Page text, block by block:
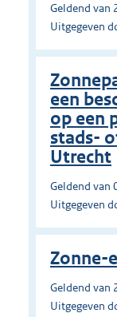
Geldend van
Uitgegeven
een
op een
stads-
Utrecht
Geldend van
Uitgegeven
Zonne-
Geldend van
Uitgegeven